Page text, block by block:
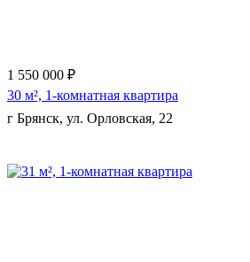
1 550 000 ₽
30 м², 1-комнатная квартира
г Брянск, ул. Орловская, 22